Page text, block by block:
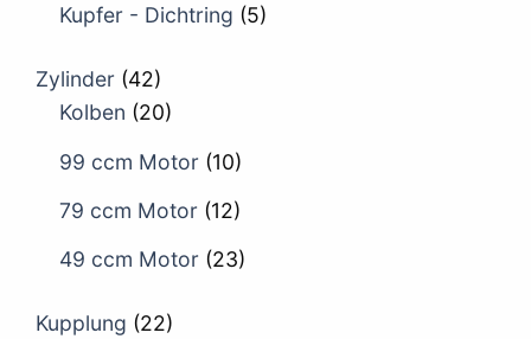
Kupfer - Dichtring (5)
Zylinder (42)
Kolben (20)
99 ccm Motor (10)
79 ccm Motor (12)
49 ccm Motor (23)
Kupplung (22)